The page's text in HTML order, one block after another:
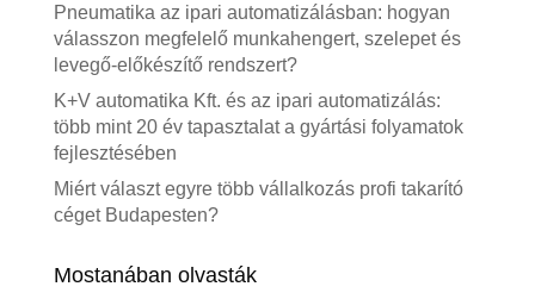
Pneumatika az ipari automatizálásban: hogyan
válasszon megfelelő munkahengert, szelepet és
levegő-előkészítő rendszert?
K+V automatika Kft. és az ipari automatizálás:
több mint 20 év tapasztalat a gyártási folyamatok
fejlesztésében
Miért választ egyre több vállalkozás profi takarító
céget Budapesten?
Mostanában olvasták